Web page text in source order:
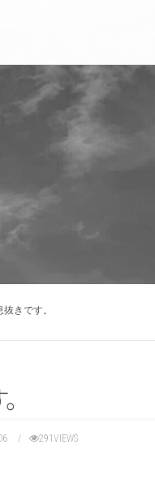
抜きです。
。
291VIEWS